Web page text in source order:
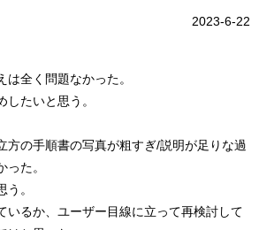
2023-6-22
全く問題なかった。
たいと思う。
方の手順書の写真が粗すぎ/説明が足りな過
た。
。
いるか、ユーザー目線に立って再検討して